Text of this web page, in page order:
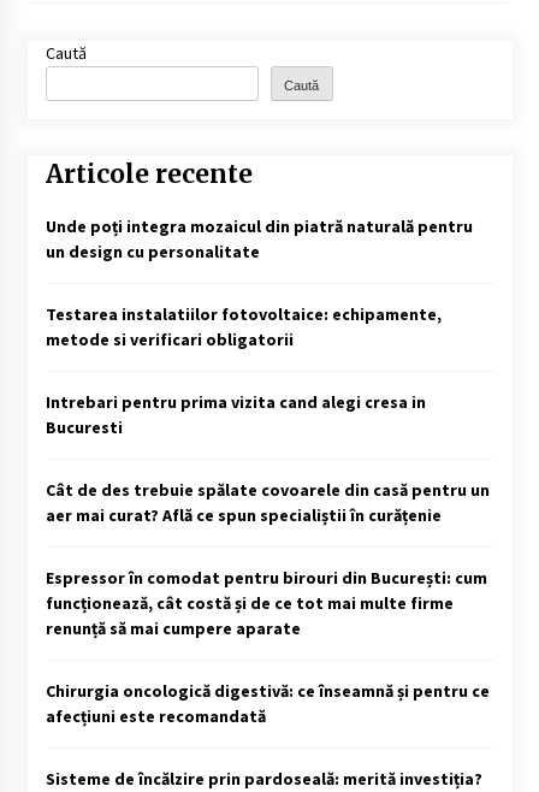
Caută
Caută
Articole recente
Unde poți integra mozaicul din piatră naturală pentru
un design cu personalitate
Testarea instalatiilor fotovoltaice: echipamente,
metode si verificari obligatorii
Intrebari pentru prima vizita cand alegi cresa in
Bucuresti
Cât de des trebuie spălate covoarele din casă pentru un
aer mai curat? Află ce spun specialiștii în curățenie
Espressor în comodat pentru birouri din București: cum
funcționează, cât costă și de ce tot mai multe firme
renunță să mai cumpere aparate
Chirurgia oncologică digestivă: ce înseamnă și pentru ce
afecțiuni este recomandată
Sisteme de încălzire prin pardoseală: merită investiția?